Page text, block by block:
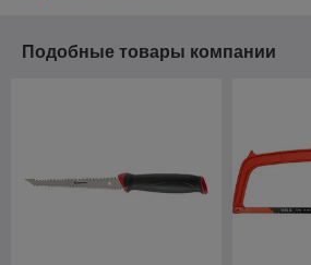
Подобные товары компании